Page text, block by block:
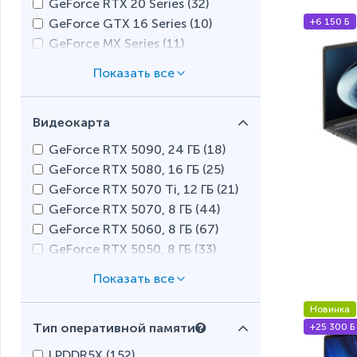
Apple M2 Pro (6)
Apple M2 (0)
Apple M1 Pro (1)
Apple M1 (
GeForce RTX 20 Series (32)
GeForce GTX 16 Series (10)
GeForce MX Series (11)
Intel Arc A300 Series (
Видеокарта
GeForce RTX 5090, 24 ГБ (18)
GeForce RTX 5080, 16 ГБ (25)
GeForce RTX 5070 Ti, 12 ГБ (21)
GeForce RTX 5070, 8 ГБ (44)
GeForce RTX 5060, 8 ГБ (67)
GeForce RTX 5050, 8 ГБ (33)
GeForce RTX 4060, 8 ГБ (87
GeForce RTX 4050, 6 ГБ (
Тип оперативной памяти
+6 150 Б
Новинка
+25 300 Б